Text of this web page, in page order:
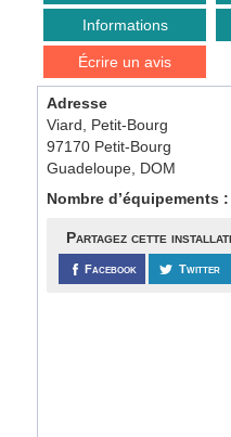
Informations
Écrire un avis
Adresse
Viard, Petit-Bourg
97170 Petit-Bourg
Guadeloupe, DOM
Nombre d’équipements :
Partagez cette
Facebook Twitter